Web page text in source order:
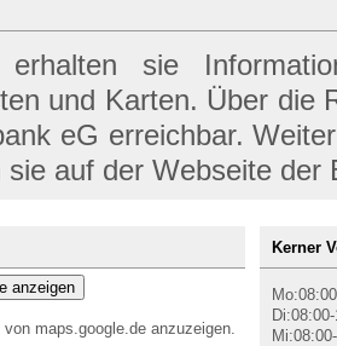
sie
und Karten. Über die
eG erreichbar.
sie auf der Webseite der
anzeigen
maps.google.de anzuzeigen.
Kerner